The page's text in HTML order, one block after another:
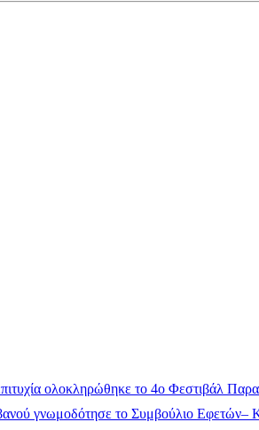
ολοκληρώθηκε το 4ο Φεστιβάλ
γνωμοδότησε το Συμβούλιο Εφετών–